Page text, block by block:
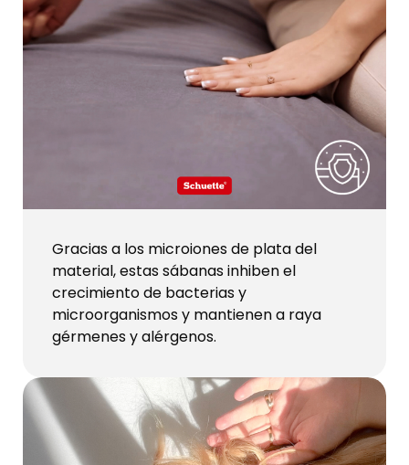
Gracias a los microiones de plata del
material, estas sábanas inhiben el
crecimiento de bacterias y
microorganismos y mantienen a raya
gérmenes y alérgenos.